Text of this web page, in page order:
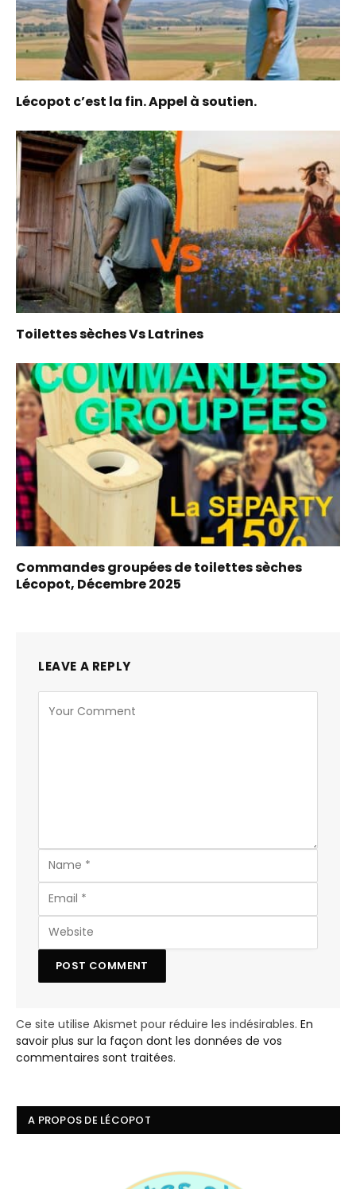
Lécopot c’est la fin. Appel à soutien.
Toilettes sèches Vs Latrines
Commandes groupées de toilettes sèches
Lécopot, Décembre 2025
LEAVE A REPLY
Ce site utilise Akismet pour réduire les indésirables. En
savoir plus sur la façon dont les données de vos
commentaires sont traitées.
A PROPOS DE LÉCOPOT